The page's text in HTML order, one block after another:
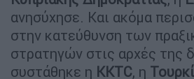
ανησύχησε. Και ακόμα
στην κατεύθυνση των
στρατηγών στις αρχές της
συστάθηκε η KKTC, η